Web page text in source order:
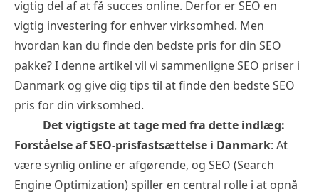
vigtig del af at få succes online. Derfor er SEO en
vigtig investering for enhver virksomhed. Men
hvordan kan du finde den bedste pris for din SEO
pakke? I denne artikel vil vi sammenligne SEO priser i
Danmark og give dig tips til at finde den bedsteSEO
pris for din virksomhed.
Det vigtigste at tage med fra dette indlæg:
Forståelse af SEO-prisfastsættelse i Danmark: At
være synlig online er afgørende, og SEO (Search
Engine Optimization) spiller en central rolle i at opnå